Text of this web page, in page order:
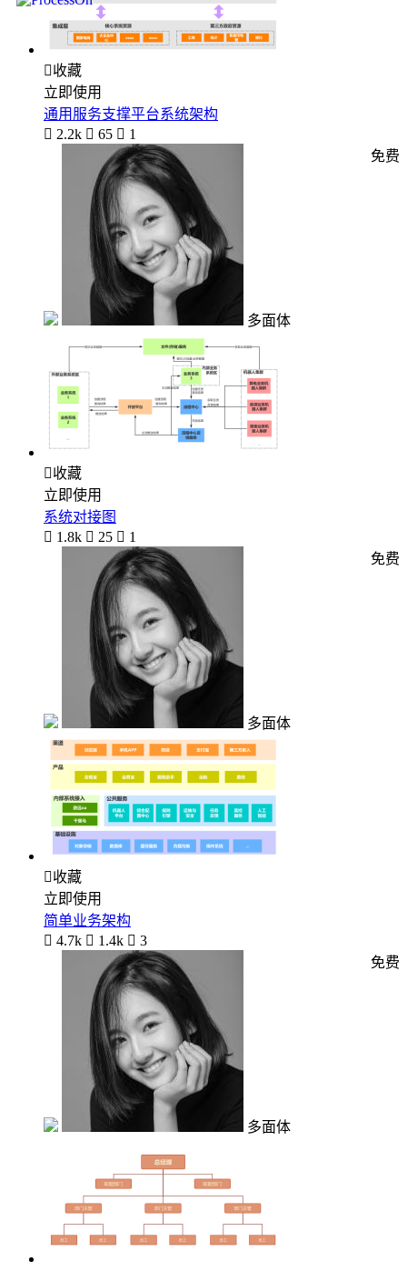
收藏
立即使用
通用服务支撑平台系统架构
 2.2k  65  1
多面体
免费
收藏
立即使用
系统对接图
 1.8k  25  1
多面体
免费
收藏
立即使用
简单业务架构
 4.7k  1.4k  3
多面体
免费